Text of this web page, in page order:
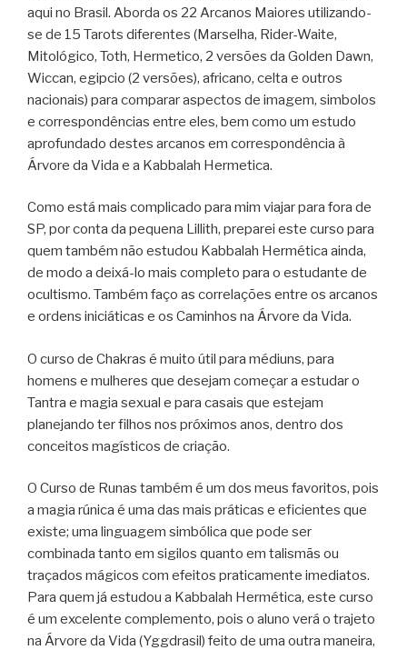
aqui no Brasil. Aborda os 22 Arcanos Maiores utilizando-
se de 15 Tarots diferentes (Marselha, Rider-Waite,
Mitológico, Toth, Hermetico, 2 versões da Golden Dawn,
Wiccan, egipcio (2 versões), africano, celta e outros
nacionais) para comparar aspectos de imagem, simbolos
e correspondências entre eles, bem como um estudo
aprofundado destes arcanos em correspondência à
Árvore da Vida e a Kabbalah Hermetica.
Como está mais complicado para mim viajar para fora de
SP, por conta da pequena Lillith, preparei este curso para
quem também não estudou Kabbalah Hermética ainda,
de modo a deixá-lo mais completo para o estudante de
ocultismo. Também faço as correlações entre os arcanos
e ordens iniciáticas e os Caminhos na Árvore da Vida.
O curso de Chakras é muito útil para médiuns, para
homens e mulheres que desejam começar a estudar o
Tantra e magia sexual e para casais que estejam
planejando ter filhos nos próximos anos, dentro dos
conceitos magísticos de criação.
O Curso de Runas também é um dos meus favoritos, pois
a magia rúnica é uma das mais práticas e eficientes que
existe; uma linguagem simbólica que pode ser
combinada tanto em sigilos quanto em talismãs ou
traçados mágicos com efeitos praticamente imediatos.
Para quem já estudou a Kabbalah Hermética, este curso
é um excelente complemento, pois o aluno verá o trajeto
na Árvore da Vida (Yggdrasil) feito de uma outra maneira,